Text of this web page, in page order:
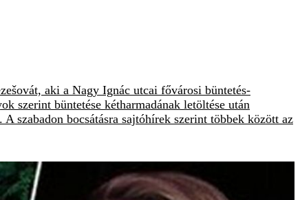
aki a Nagy Ignác utcai fővárosi büntetés-
szerint büntetése kétharmadának letöltése után
szabadon bocsátásra sajtóhírek szerint többek között az